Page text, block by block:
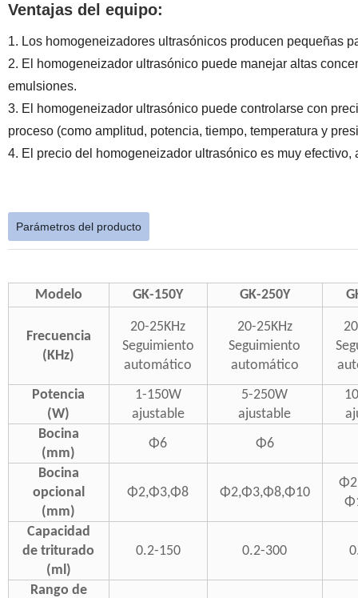
Ventajas del equipo:
1. Los homogeneizadores ultrasónicos producen pequeñas
2. El homogeneizador ultrasónico puede manejar altas
emulsiones.
3. El homogeneizador ultrasónico puede controlarse con
proceso (como amplitud, potencia, tiempo, temperatura y
4. El precio del homogeneizador ultrasónico es muy
Parámetros del producto
Modelo GK-150Y GK-250Y
Frecuencia
(KHz)
20-25KHz
Seguimiento
automático
20-25KHz
Seguimiento
automático
Potencia
(W)
1-150W
ajustable
5-250W
ajustable
Bocina
(mm)
Φ6
Φ6
Bocina
opcional
(mm)
Φ2,Φ3,Φ8 Φ2,Φ3,Φ8,Φ10
Capacidad
de triturado
(ml)
0.2-150 0.2-300
Rango de